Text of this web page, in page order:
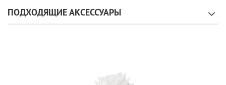
ПОДХОДЯЩИЕ АКСЕССУАРЫ